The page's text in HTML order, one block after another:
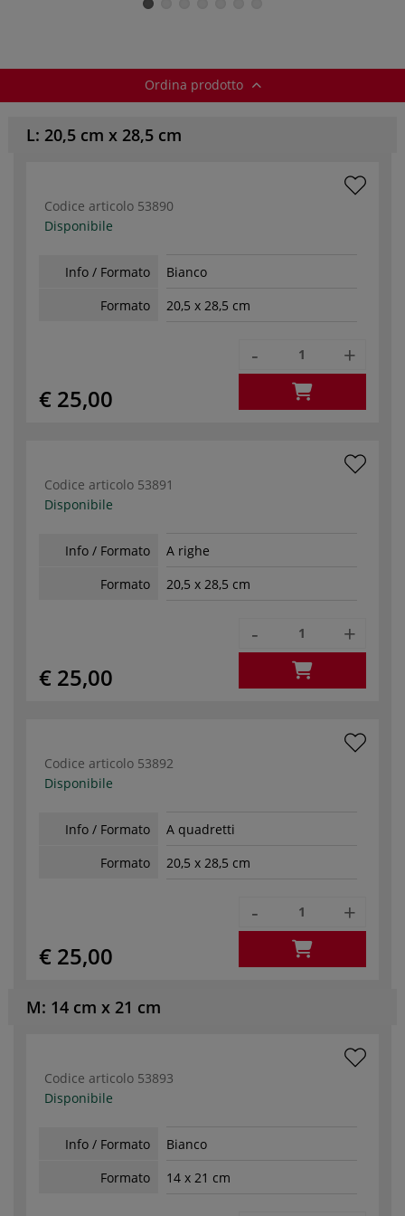
Ordina prodotto
L: 20,5 cm x 28,5 cm
Codice articolo 53890
Disponibile
Info / Formato
Bianco
Formato
20,5 x 28,5 cm
€ 25,00
- +
Codice articolo 53891
Disponibile
Info / Formato
A righe
Formato
20,5 x 28,5 cm
€ 25,00
- +
Codice articolo 53892
Disponibile
Info / Formato
A quadretti
Formato
20,5 x 28,5 cm
€ 25,00
- +
M: 14 cm x 21 cm
Codice articolo 53893
Disponibile
Info / Formato
Bianco
Formato
14 x 21 cm